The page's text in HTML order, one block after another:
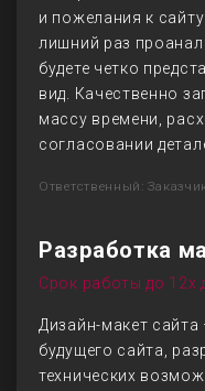
и пожелания к
лишний раз
будете четко
вид. Качественно
массу времени,
согласовании
Ответственный:
Разработка
Срок работы до 12х
Дизайн-макет
будущего сайта,
технических